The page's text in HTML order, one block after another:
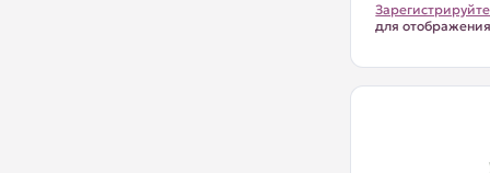
для